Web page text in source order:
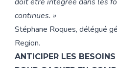
continues. »
Stéphane Roques, délégué
Region.
ANTICIPER LES